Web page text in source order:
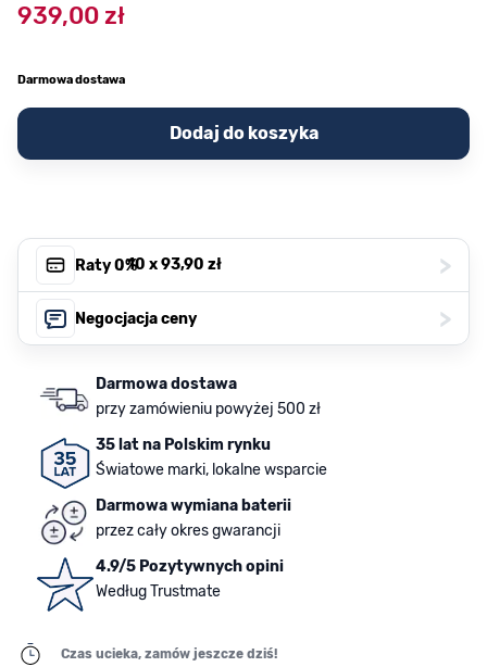
939,00 zł
Darmowa dostawa
Dodaj do koszyka
Raty 0%, 10 x93,90 zł >
Negocjacja ceny >
Darmowa dostawa
przy zamówieniu powyżej 500 zł
35 lat na Polskim rynku
Światowe marki, lokalne wsparcie
Darmowa wymiana baterii
przez cały okres gwarancji
4.9/5 Pozytywnych opini
Według Trustmate
Czas ucieka, zamów jeszcze dziś!